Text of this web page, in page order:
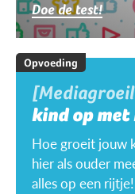
Doe de test!
Opvoeding
kind op met
Hoe groeit jouw
hier als ouder
alles op een rijtje!